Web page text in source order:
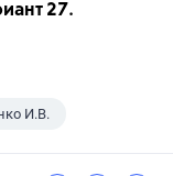
27.
И.В.